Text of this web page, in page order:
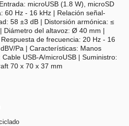
microUSB (1.8 W), microSD
60 Hz - 16 kHz | Relación señal-
58 ±3 dB | Distorsión armónica: ≤
del altavoz: Ø 40 mm |
de frecuencia: 20 Hz - 16
Pa | Características: Manos
USB-A/microUSB | Suministro:
70 x 70 x 37 mm